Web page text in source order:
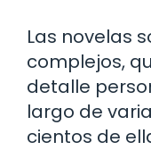
Las novelas
complejos,
detalle
largo de
cientos de